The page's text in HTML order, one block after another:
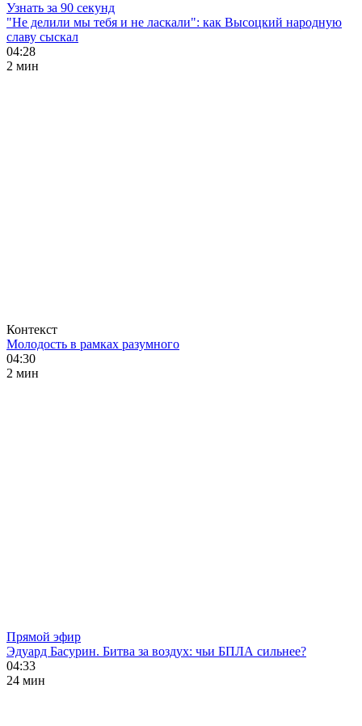
Узнать за 90 секунд
"Не делили мы тебя и не ласкали": как Высоцкий народную
славу сыскал
04:28
2 мин
Контекст
Молодость в рамках разумного
04:30
2 мин
Прямой эфир
Эдуард Басурин. Битва за воздух: чьи БПЛА сильнее?
04:33
24 мин